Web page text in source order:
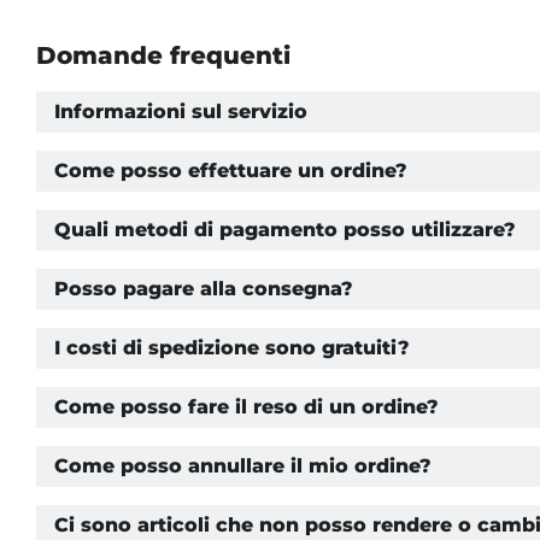
Domande frequenti
Informazioni sul servizio
Come posso effettuare un ordine?
Quali metodi di pagamento posso utilizzare?
Posso pagare alla consegna?
I costi di spedizione sono gratuiti?
Come posso fare il reso di un ordine?
Come posso annullare il mio ordine?
Ci sono articoli che non posso rendere o